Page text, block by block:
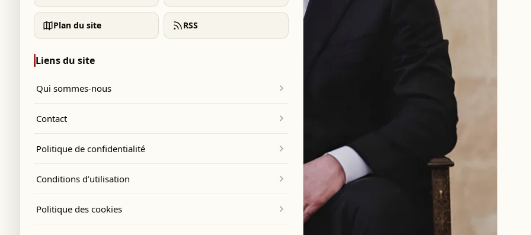
Plan du site RSS
Liens du site
Qui sommes-nous
Contact
Politique de confidentialité
Conditions d’utilisation
Politique des cookies